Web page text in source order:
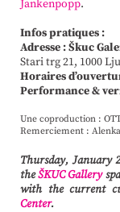
Jankenpopp.
Infos pratiques :
Adresse :Škuc
Stari trg 21, 1000
Horaires
Performance &
Une coproduction :
Remerciement :
Thursday, January
theŠKUC Gallery
with the current
Center.